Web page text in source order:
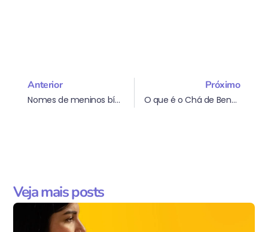
Anterior
Nomes de meninos bíblicos 2025: sugestões e significados
Próximo
O que é o Chá de Bençãos e como fazer o evento perfeito?
Veja mais posts